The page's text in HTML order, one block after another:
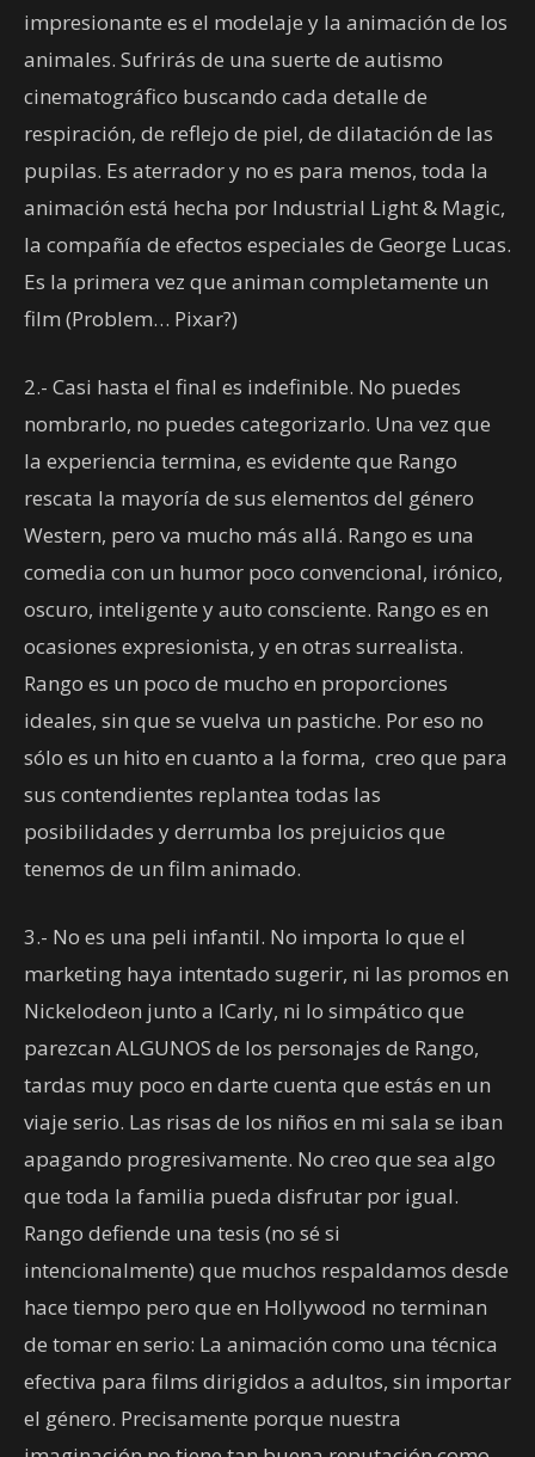
impresionante es el modelaje y la animación de los
animales. Sufrirás de una suerte de autismo
cinematográfico buscando cada detalle de
respiración, de reflejo de piel, de dilatación de las
pupilas. Es aterrador y no es para menos, toda la
animación está hecha por Industrial Light & Magic,
la compañía de efectos especiales de George Lucas.
Es la primera vez que animan completamente un
film (Problem… Pixar?)
2.- Casi hasta el final es indefinible. No puedes
nombrarlo, no puedes categorizarlo. Una vez que
la experiencia termina, es evidente que Rango
rescata la mayoría de sus elementos del género
Western, pero va mucho más allá. Rango es una
comedia con un humor poco convencional, irónico,
oscuro, inteligente y auto consciente. Rango es en
ocasiones expresionista, y en otras surrealista.
Rango es un poco de mucho en proporciones
ideales, sin que se vuelva un pastiche. Por eso no
sólo es un hito en cuanto a la forma, creo que para
sus contendientes replantea todas las
posibilidades y derrumba los prejuicios que
tenemos de un film animado.
3.- No es una peli infantil. No importa lo que el
marketing haya intentado sugerir, ni las promos en
Nickelodeon junto a ICarly, ni lo simpático que
parezcan ALGUNOS de los personajes de Rango,
tardas muy poco en darte cuenta que estás en un
viaje serio. Las risas de los niños en mi sala se iban
apagando progresivamente. No creo que sea algo
que toda la familia pueda disfrutar por igual.
Rango defiende una tesis (no sé si
intencionalmente) que muchos respaldamos desde
hace tiempo pero que en Hollywood no terminan
de tomar en serio: La animación como una técnica
efectiva para films dirigidos a adultos, sin importar
el género. Precisamente porque nuestra